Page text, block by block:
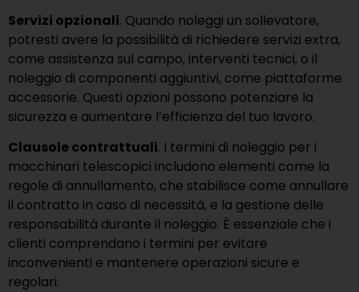
Servizi opzionali. Quando noleggi un sollevatore,
potresti avere la possibilità di richiedere servizi extra,
come assistenza sul campo, interventi tecnici, o il
noleggio di componenti aggiuntivi, come piattaforme
accessorie. Questi opzioni possono potenziare la
sicurezza e aumentare l’efficienza del tuo lavoro.
Clausole contrattuali. I termini di noleggio per i
macchinari telescopici includono elementi come la
regole di annullamento, che stabilisce come annullare
il contratto in caso di necessità, e la gestione delle
responsabilità durante il noleggio. È essenziale che i
clienti comprendano i termini per evitare
inconvenienti e mantenere operazioni sicure e
regolari.